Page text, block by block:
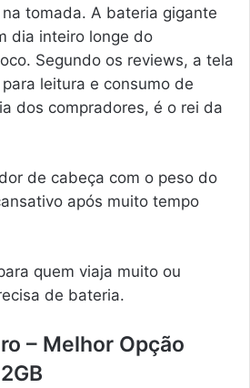
tomada. A bateria gigante
dia inteiro longe do
Segundo os reviews, a tela
leitura e consumo de
dos compradores, é o rei da
de cabeça com o peso do
após muito tempo
quem viaja muito ou
de bateria.
– Melhor Opção